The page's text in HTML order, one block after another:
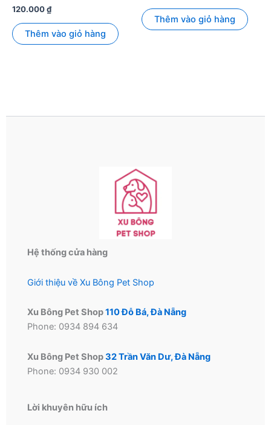
120.000₫
Thêm vào giỏ hàng
Thêm vào giỏ hàng
Hệ thống cửa hàng
Giới thiệu về Xu Bông Pet Shop
Xu Bông Pet Shop110 Đỗ Bá, Đà Nẵng
Phone: 0934 894 634
Xu Bông Pet Shop32 Trần Văn Dư, Đà Nẵng
Phone: 0934 930 002
Lời khuyên hữu ích